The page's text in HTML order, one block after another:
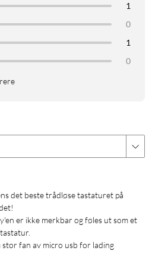
og
er mer
flere justerbare funksjoner for å
En spesiell spillemodus kan
deg i spillingen.
makrominne
på venstre side som er
1
0
1
0
er ikke merkbar og føles ut som et
stor fan av micro usb for lading